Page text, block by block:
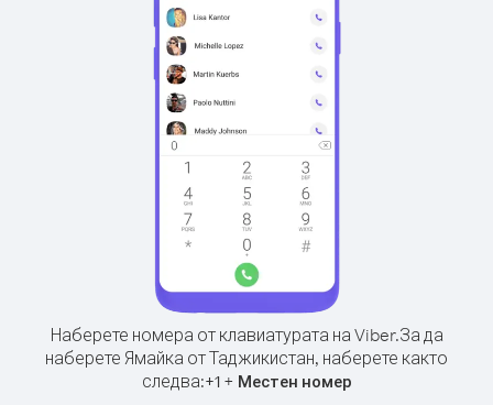
Наберете номера от клавиатурата на Viber.За да
наберете Ямайка от Таджикистан, наберете както
следва:+1+ Местен номер